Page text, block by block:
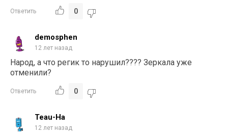
Ответить 0
demosphen
12 лет назад
Народ, а что регик то нарушил???? Зеркала уже
отменили?
Ответить 0
Teau-Ha
12 лет назад